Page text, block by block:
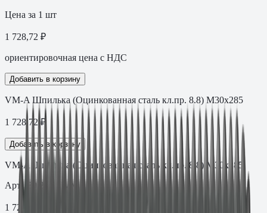
Цена за 1 шт
1 728,72 ₽
ориентировочная цена с НДС
Добавить в корзину
VM-A Шпилька (Оцинкованная сталь кл.пр. 8.8) M30х285
1 728,72 ₽
Добавить в корзину
VM-A Шпилька (Оцинкованная сталь кл.пр. 8.8) M30х285
Арт. .30.28588VM
1 728,72